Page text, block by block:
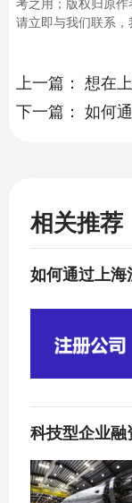
请立即与我们联系，
上一篇： 想在
下一篇： 如何
相关推荐
如何通过上海
科技型企业融